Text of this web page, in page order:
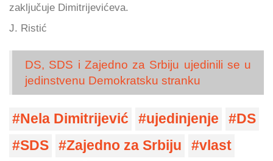
zaključuje Dimitrijevićeva.
J. Ristić
DS, SDS i Zajedno za Srbiju ujedinili se u
jedinstvenu Demokratsku stranku
Nela Dimitrijević ujedinjenje
DS
SDS
Zajedno za Srbiju
vlast